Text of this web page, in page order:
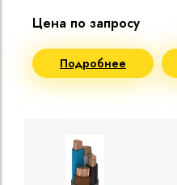
Цена по запросу
Подробнее